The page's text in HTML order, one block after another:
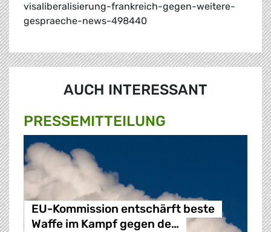
visaliberalisierung-frankreich-gegen-weitere-
gespraeche-news-498440
AUCH INTERESSANT
PRESSE­MITTEILUNG
EU-Kommission entschärft beste
Waffe im Kampf gegen de…